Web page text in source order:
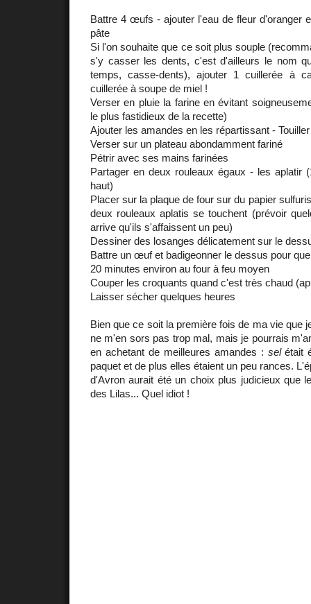
Battre 4 œufs - ajouter l'eau de fleur d'oranger
pâte
Si l'on souhaite que ce soit plus souple
s'y casser les dents, c'est d'ailleurs le nom
temps, casse-dents), ajouter 1 cuillerée à
cuillerée à soupe de miel !
Verser en pluie la farine en évitant
le plus fastidieux de la recette)
Ajouter les amandes en les répartissant - Touiller
Verser sur un plateau abondamment fariné
Pétrir avec ses mains farinées
Partager en deux rouleaux égaux - les aplatir
haut)
Placer sur la plaque de four sur du papier
deux rouleaux aplatis se touchent (prévoir
arrive qu'ils s'affaissent un peu)
Dessiner des losanges délicatement sur le
Battre un œuf et badigeonner le dessus pour
20 minutes environ au four à feu moyen
Couper les croquants quand c'est très chaud
Laisser sécher quelques heures
Bien que ce soit la première fois de ma vie que
ne m'en sors pas trop mal, mais je pourrais
en achetant de meilleures amandes : selétait
paquet et de plus elles étaient un peu rances.
d'Avron aurait été un choix plus judicieux que
des Lilas... Quel idiot !